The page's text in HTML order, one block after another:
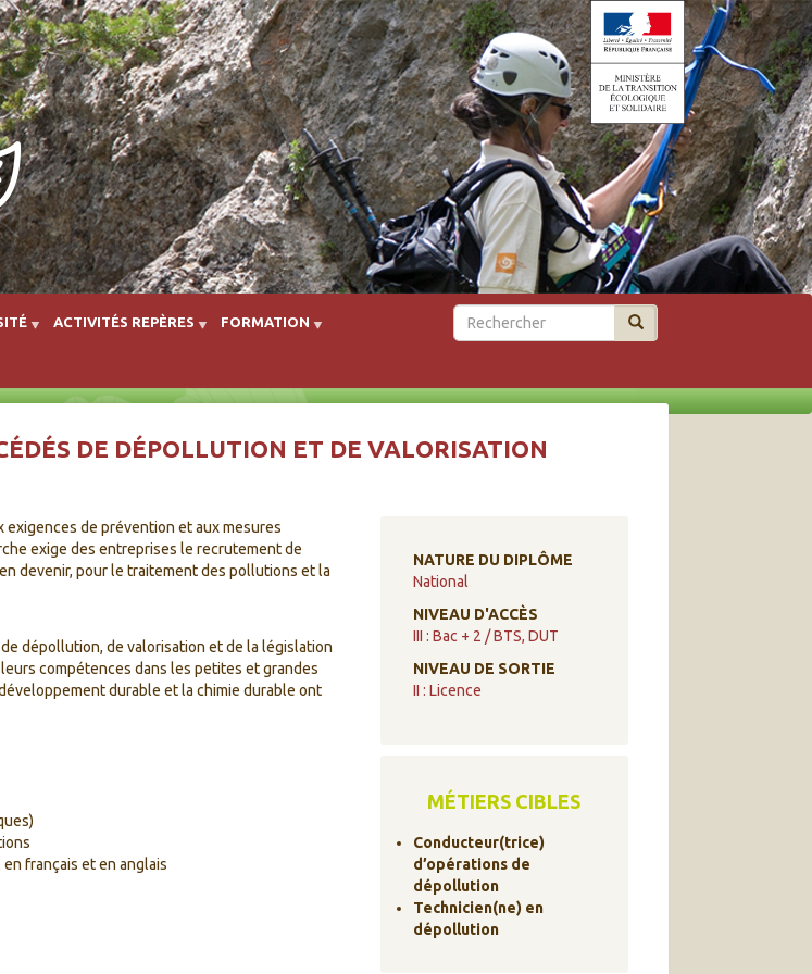
Aller au contenu principal
ACTIVITÉS REPÈRES FORMATION Rechercher
DE DÉPOLLUTION ET DE VALORISATION
de prévention et aux mesures
exige des entreprises le recrutement de
devenir, pour le traitement des pollutions et la
dépollution, de valorisation et de la législation
compétences dans les petites et grandes
durable et la chimie durable ont
français et en anglais
NATURE DU DIPLÔME
National
NIVEAU D'ACCÈS
III : Bac + 2 / BTS, DUT
NIVEAU DE SORTIE
II : Licence
MÉTIERS CIBLES
Conducteur(trice)
d’opérations de
dépollution
Technicien(ne) en
dépollution